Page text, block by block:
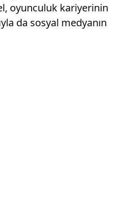
oyunculuk kariyerinin
da sosyal medyanın